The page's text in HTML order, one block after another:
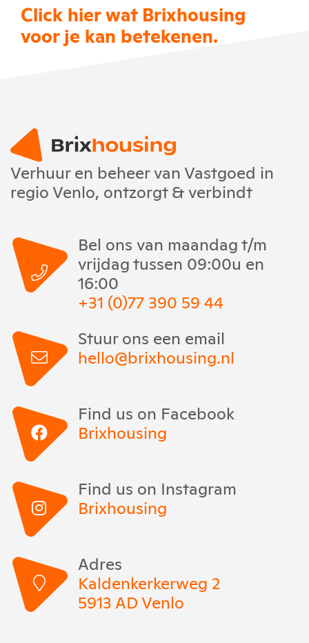
Click hier wat Brixhousing
voor je kan betekenen.
Verhuur en beheer van Vastgoed in
regio Venlo, ontzorgt & verbindt
Bel ons van maandag t/m
vrijdag tussen 09:00u en
16:00
+31 (0)77 390 59 44
Stuur ons een email
hello@brixhousing.nl
Find us on Facebook
Brixhousing
Find us on Instagram
Brixhousing
Adres
Kaldenkerkerweg 2
5913 AD Venlo